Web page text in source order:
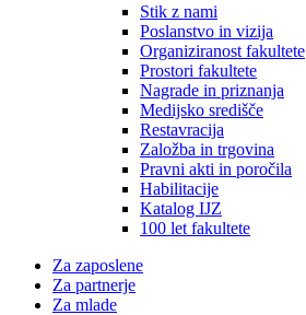
Stik z nami
Poslanstvo in vizija
Organiziranost fakultete
Prostori fakultete
Nagrade in priznanja
Medijsko središče
Restavracija
Založba in trgovina
Pravni akti in poročila
Habilitacije
Katalog IJZ
100 let fakultete
Za zaposlene
Za partnerje
Za mlade